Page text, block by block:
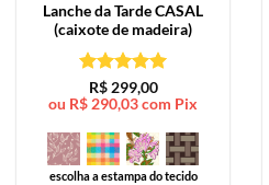
Lanche da TardeCASAL
(caixote de madeira)
Avaliação5
de 5
R$299,00
ou R$ 290,03com Pix
escolha a estampa do tecido